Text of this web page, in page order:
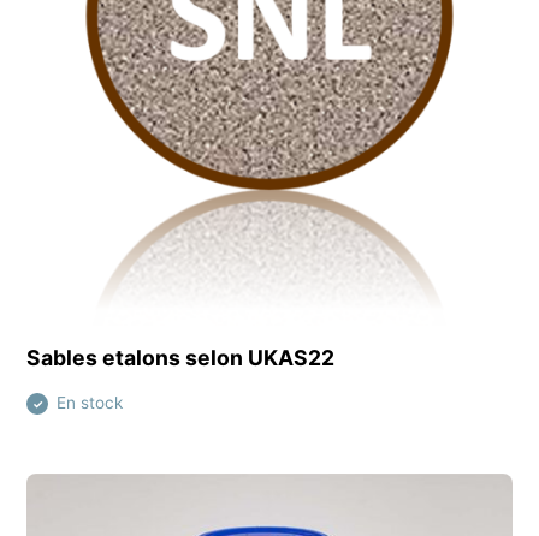
Découvrir ce produit
Sables etalons selon UKAS22
✓ En stock